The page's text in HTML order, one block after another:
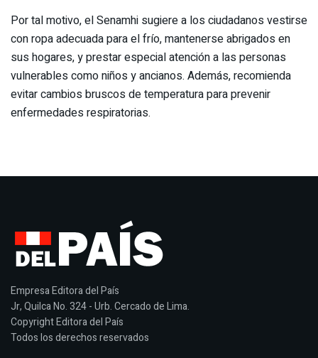
Por tal motivo, el Senamhi sugiere a los ciudadanos vestirse
con ropa adecuada para el frío, mantenerse abrigados en
sus hogares, y prestar especial atención a las personas
vulnerables como niños y ancianos. Además, recomienda
evitar cambios bruscos de temperatura para prevenir
enfermedades respiratorias.
Empresa Editora del País
Jr, Quilca No. 324 - Urb. Cercado de Lima.
Copyright Editora del País
Todos los derechos reservados